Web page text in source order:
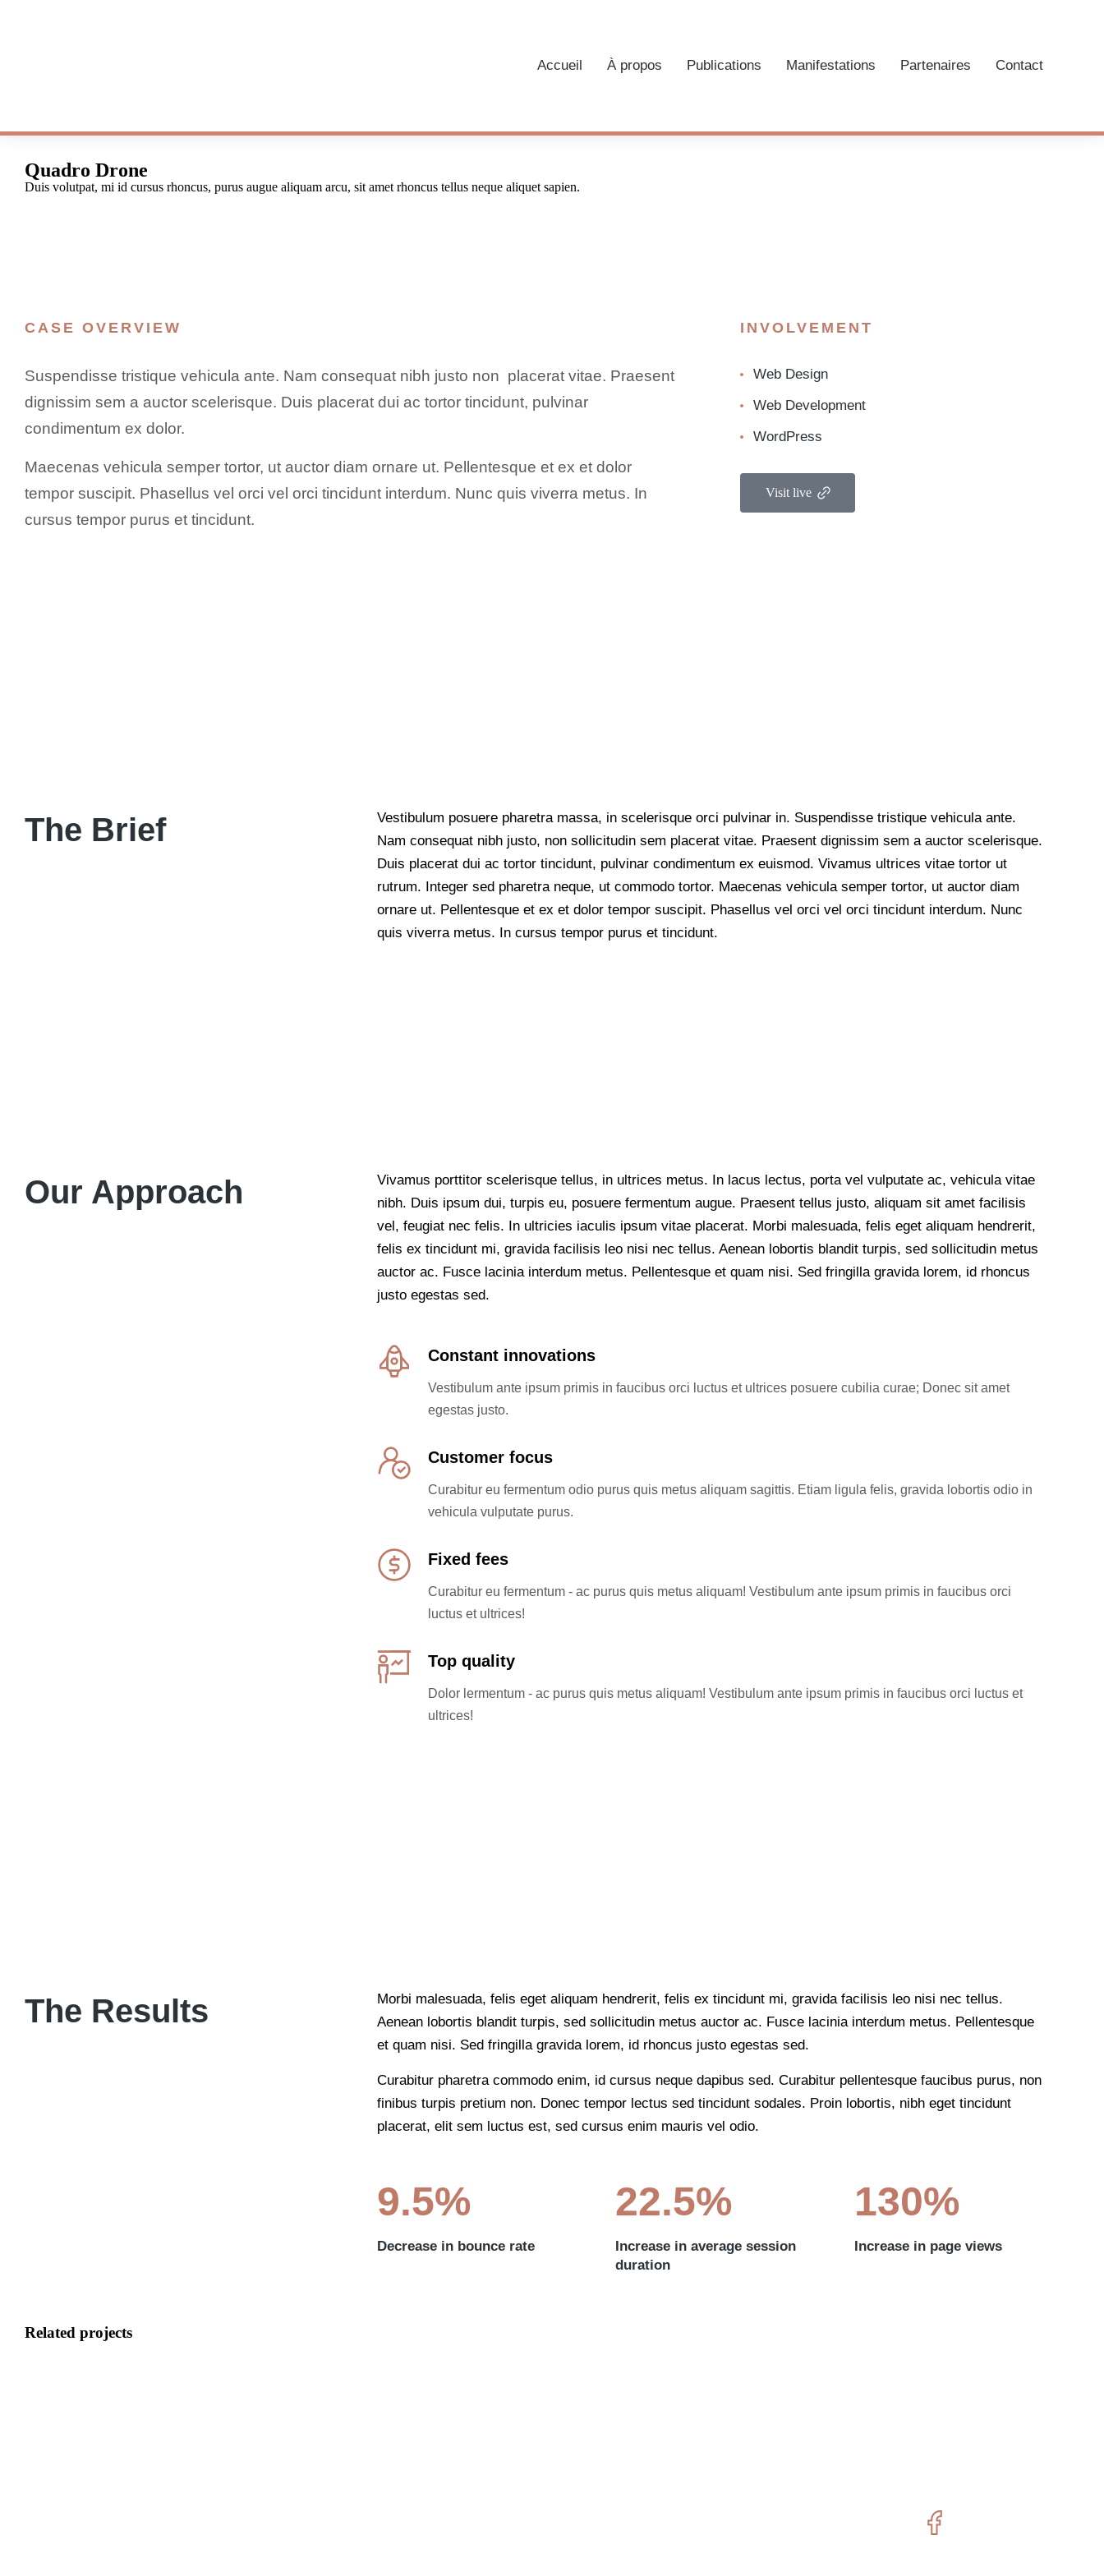
Accueil À propos Publications Manifestations Partenaires Contact
Quadro Drone
Duis volutpat, mi id cursus rhoncus, purus augue aliquam arcu, sit amet rhoncus tellus neque aliquet sapien.
CASE OVERVIEW
Suspendisse tristique vehicula ante. Nam consequat nibh justo non placerat vitae. Praesent
dignissim sem a auctor scelerisque. Duis placerat dui ac tortor tincidunt, pulvinar
condimentum ex dolor.
Maecenas vehicula semper tortor, ut auctor diam ornare ut. Pellentesque et ex et dolor
tempor suscipit. Phasellus vel orci vel orci tincidunt interdum. Nunc quis viverra metus. In
cursus tempor purus et tincidunt.
INVOLVEMENT
Web Design
Web Development
WordPress
Visit live
The Brief
Vestibulum posuere pharetra massa, in scelerisque orci pulvinar in. Suspendisse tristique vehicula ante.
Nam consequat nibh justo, non sollicitudin sem placerat vitae. Praesent dignissim sem a auctor scelerisque.
Duis placerat dui ac tortor tincidunt, pulvinar condimentum ex euismod. Vivamus ultrices vitae tortor ut
rutrum. Integer sed pharetra neque, ut commodo tortor. Maecenas vehicula semper tortor, ut auctor diam
ornare ut. Pellentesque et ex et dolor tempor suscipit. Phasellus vel orci vel orci tincidunt interdum. Nunc
quis viverra metus. In cursus tempor purus et tincidunt.
Our Approach
Vivamus porttitor scelerisque tellus, in ultrices metus. In lacus lectus, porta vel vulputate ac, vehicula vitae
nibh. Duis ipsum dui, turpis eu, posuere fermentum augue. Praesent tellus justo, aliquam sit amet facilisis
vel, feugiat nec felis. In ultricies iaculis ipsum vitae placerat. Morbi malesuada, felis eget aliquam hendrerit,
felis ex tincidunt mi, gravida facilisis leo nisi nec tellus. Aenean lobortis blandit turpis, sed sollicitudin metus
auctor ac. Fusce lacinia interdum metus. Pellentesque et quam nisi. Sed fringilla gravida lorem, id rhoncus
justo egestas sed.
Constant innovations
Vestibulum ante ipsum primis in faucibus orci luctus et ultrices posuere cubilia curae; Donec sit amet
egestas justo.
Customer focus
Curabitur eu fermentum odio purus quis metus aliquam sagittis. Etiam ligula felis, gravida lobortis odio in
vehicula vulputate purus.
Fixed fees
Curabitur eu fermentum - ac purus quis metus aliquam! Vestibulum ante ipsum primis in faucibus orci
luctus et ultrices!
Top quality
Dolor lermentum - ac purus quis metus aliquam! Vestibulum ante ipsum primis in faucibus orci luctus et
ultrices!
The Results
Morbi malesuada, felis eget aliquam hendrerit, felis ex tincidunt mi, gravida facilisis leo nisi nec tellus.
Aenean lobortis blandit turpis, sed sollicitudin metus auctor ac. Fusce lacinia interdum metus. Pellentesque
et quam nisi. Sed fringilla gravida lorem, id rhoncus justo egestas sed.
Curabitur pharetra commodo enim, id cursus neque dapibus sed. Curabitur pellentesque faucibus purus, non
finibus turpis pretium non. Donec tempor lectus sed tincidunt sodales. Proin lobortis, nibh eget tincidunt
placerat, elit sem luctus est, sed cursus enim mauris vel odio.
9.5%
Decrease in bounce rate
22.5%
Increase in average session
duration
130%
Increase in page views
Related projects